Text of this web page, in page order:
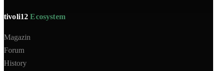
tivoli12Ecosystem
Magazin
Forum
History